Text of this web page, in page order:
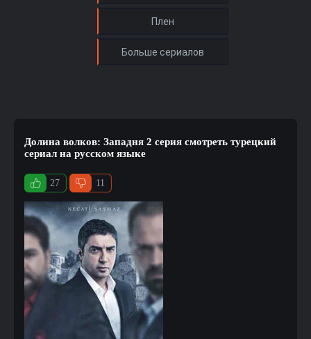
Долина волков: Западня 2 серия смотреть турецкий
сериал на русском языке
27 11